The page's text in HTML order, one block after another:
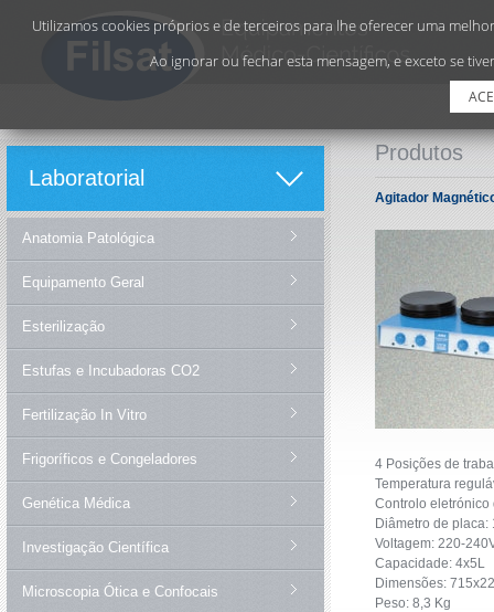
Laboratorial
Anatomia Patológica
Equipamento Geral
Esterilização
Estufas e Incubadoras CO2
Fertilização In Vitro
Frigoríficos e Congeladores
Genética Médica
Investigação Científica
Microscopia Ótica e Confocais
Produtos
Agitador
4 Posições de
Temperatura
Controlo eletrónico
Diâmetro de placa:
Voltagem: 220-
Capacidade: 4x5L
Dimensões:
Peso: 8,3 Kg
Utilizamos cookies próprios e de terceiros para lhe oferecer uma
Ao ignorar ou fechar esta mensagem, e exceto se